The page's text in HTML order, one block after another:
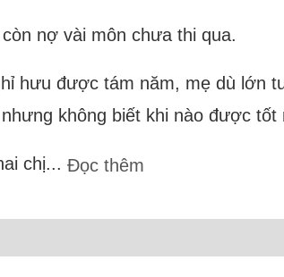
nợ vài môn chưa thi qua.
hưu được tám năm, mẹ dù lớn
không biết khi nào được tốt
chị...Đọc thêm